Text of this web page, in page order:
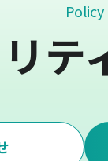
Policy
テ